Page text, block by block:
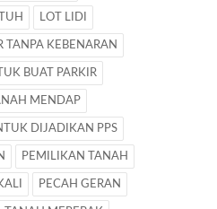
LOT LIDI
TANPA KEBENARAN
BUAT PARKIR
MENDAP
DIJADIKAN PPS
PEMILIKAN TANAH
PECAH GERAN